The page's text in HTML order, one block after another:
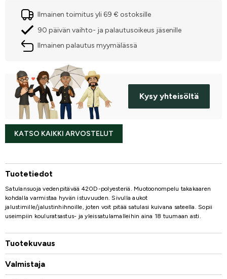
Ilmainen toimitus yli 69 € ostoksille
90 päivän vaihto- ja palautusoikeus jäsenille
Ilmainen palautus myymälässä
Kysy yhteisöltä
KATSO KAIKKI ARVOSTELUT
Tuotetiedot
Satulansuoja vedenpitävää 420D-polyesteriä. Muotoonompelu takakaaren
kohdalla varmistaa hyvän istuvuuden. Sivulla aukot
jalustimille/jalustinhihnoille, joten voit pitää satulasi kuivana sateella. Sopii
useimpiin kouluratsastus- ja yleissatulamalleihin aina 18 tuumaan asti.
Tuotekuvaus
Valmistaja